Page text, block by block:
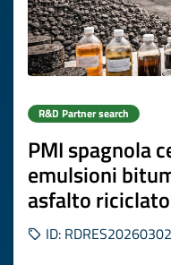
R&D Partner search
PMI spagnola
emulsioni
asfalto riciclato
ID: